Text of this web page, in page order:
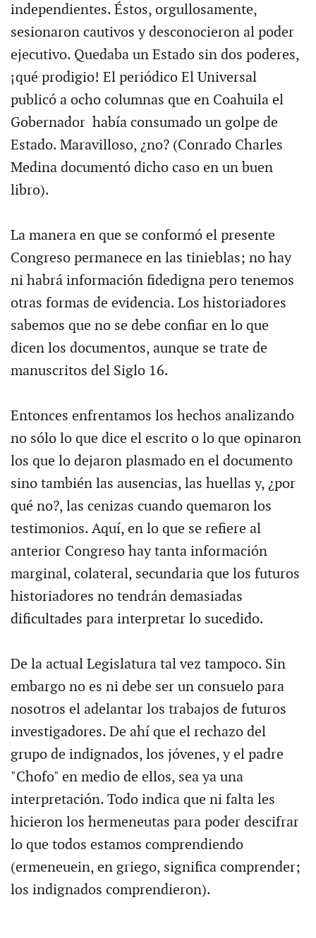
independientes. Éstos, orgullosamente,
sesionaron cautivos y desconocieron al poder
ejecutivo. Quedaba un Estado sin dos poderes,
¡qué prodigio! El periódico El Universal
publicó a ocho columnas que en Coahuila el
Gobernador había consumado un golpe de
Estado. Maravilloso, ¿no? (Conrado Charles
Medina documentó dicho caso en un buen
libro).
La manera en que se conformó el presente
Congreso permanece en las tinieblas; no hay
ni habrá información fidedigna pero tenemos
otras formas de evidencia. Los historiadores
sabemos que no se debe confiar en lo que
dicen los documentos, aunque se trate de
manuscritos del Siglo 16.
Entonces enfrentamos los hechos analizando
no sólo lo que dice el escrito o lo que opinaron
los que lo dejaron plasmado en el documento
sino también las ausencias, las huellas y, ¿por
qué no?, las cenizas cuando quemaron los
testimonios. Aquí, en lo que se refiere al
anterior Congreso hay tanta información
marginal, colateral, secundaria que los futuros
historiadores no tendrán demasiadas
dificultades para interpretar lo sucedido.
De la actual Legislatura tal vez tampoco. Sin
embargo no es ni debe ser un consuelo para
nosotros el adelantar los trabajos de futuros
investigadores. De ahí que el rechazo del
grupo de indignados, los jóvenes, y el padre
"Chofo" en medio de ellos, sea ya una
interpretación. Todo indica que ni falta les
hicieron los hermeneutas para poder descifrar
lo que todos estamos comprendiendo
(ermeneuein, en griego, significa comprender;
los indignados comprendieron).